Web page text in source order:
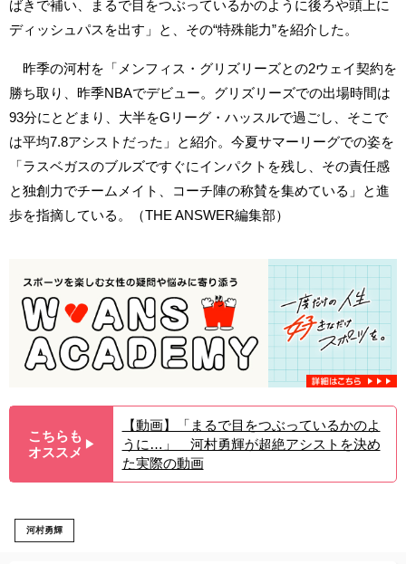
ばきで補い、まるで目をつぶっているかのように後ろや頭上に
ディッシュパスを出す」と、その“特殊能力”を紹介した。
昨季の河村を「メンフィス・グリズリーズとの2ウェイ契約を
勝ち取り、昨季NBAでデビュー。グリズリーズでの出場時間は
93分にとどまり、大半をGリーグ・ハッスルで過ごし、そこで
は平均7.8アシストだった」と紹介。今夏サマーリーグでの姿を
「ラスベガスのブルズですぐにインパクトを残し、その責任感
と独創力でチームメイト、コーチ陣の称賛を集めている」と進
歩を指摘している。（THE ANSWER編集部）
こちらも
オススメ ▶︎
【動画】「まるで目をつぶっているかのよ
うに…」 河村勇輝が超絶アシストを決め
た実際の動画
河村勇輝